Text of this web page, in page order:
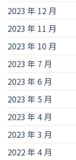
2023 年 12 月
2023 年 11 月
2023 年 10 月
2023 年 7 月
2023 年 6 月
2023 年 5 月
2023 年 4 月
2023 年 3 月
2022 年 4 月